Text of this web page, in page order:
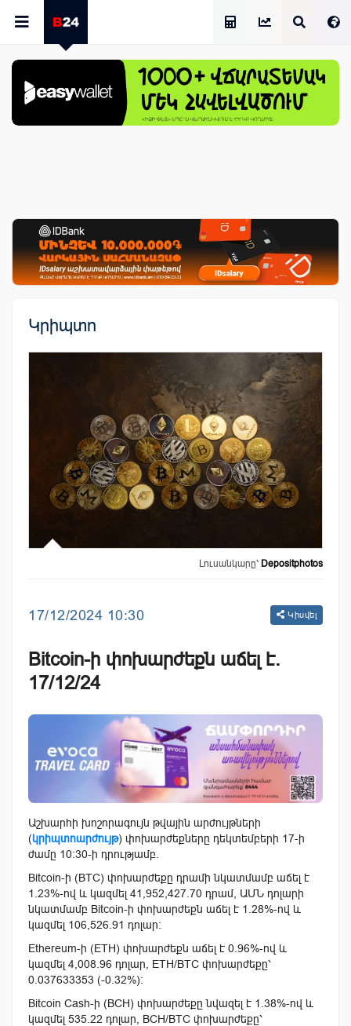
Կրիպտո
Լուսանկարը՝ Depositphotos
17/12/2024 10:30 Կիսվել
Bitcoin-ի փոխարժեքն աճել է.
17/12/24
Աշխարհի խոշորագույն թվային արժույթների
(կրիպտոարժույթ) փոխարժեքները դեկտեմբերի 17-ի
ժամը 10:30-ի դրությամբ.
Bitcoin-ի (BTC) փոխարժեքը դրամի նկատմամբ աճել է
1.23%-ով և կազմել 41,952,427.70 դրամ, ԱՄՆ դոլարի
նկատմամբ Bitcoin-ի փոխարժեքն աճել է 1.28%-ով և
կազմել 106,526.91 դոլար:
Ethereum-ի (ETH) փոխարժեքն աճել է 0.96%-ով և
կազմել 4,008.96 դոլար, ETH/BTC փոխարժեքը՝
0.037633353 (-0.32%):
Bitcoin Cash-ի (BCH) փոխարժեքը նվազել է 1.38%-ով և
կազմել 535.22 դոլար, BCH/BTC փոխարժեքը՝